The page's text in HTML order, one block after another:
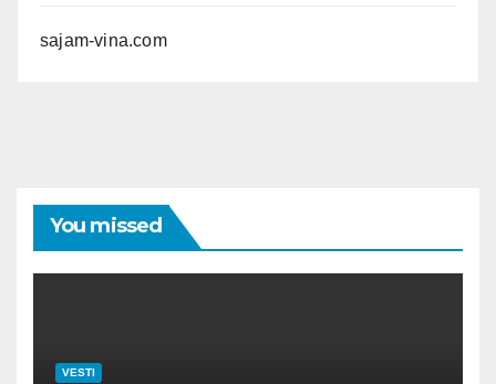
sajam-vina.com
You missed
VESTI